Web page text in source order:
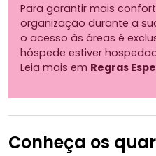
Para garantir mais
organização durante a
o acesso às áreas é
hóspede estiver
Leia mais em Regras
Conheça os